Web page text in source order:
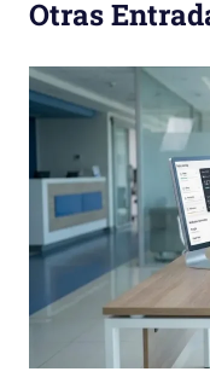
Otras